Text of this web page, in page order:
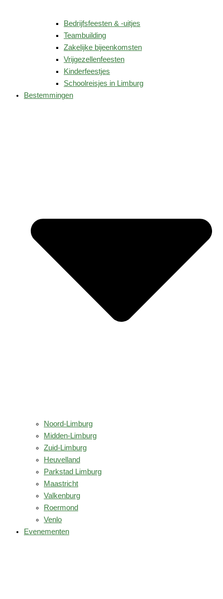
Bedrijfsfeesten & -uitjes
Teambuilding
Zakelijke bijeenkomsten
Vrijgezellenfeesten
Kinderfeestjes
Schoolreisjes in Limburg
Bestemmingen
Noord-Limburg
Midden-Limburg
Zuid-Limburg
Heuvelland
Parkstad Limburg
Maastricht
Valkenburg
Roermond
Venlo
Evenementen